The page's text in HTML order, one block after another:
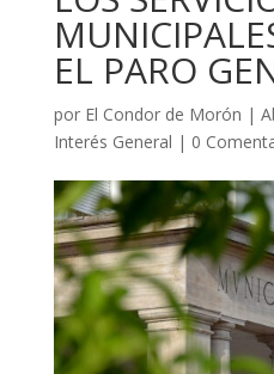
EL PARO
por El Condor de Morón |
Interés General | 0